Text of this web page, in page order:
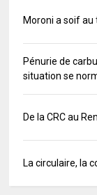
Moroni a soif
Pénurie de
situation se
De la CRC au
La circulaire, la